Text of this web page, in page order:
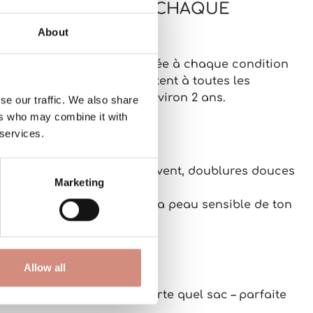
About
our traffic. We also share
who may combine it with
Marketing
Allow all
POUR CHAQUE
adaptée à chaque condition
, nos couvertures s’adaptent à toutes les
la naissance jusqu’à environ 2 ans.
situation
déperlants et coupe-vent, doublures douces
chaud.
protéger efficacement la peau sensible de ton
d’été.
et se glisse dans n’importe quel sac – parfaite